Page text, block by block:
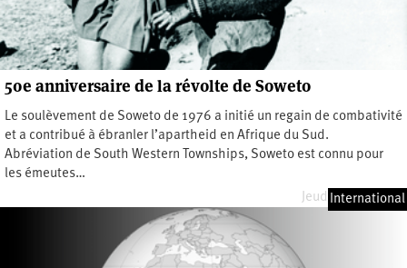
50e anniversaire de la révolte de Soweto
Le soulèvement de Soweto de 1976 a initié un regain de combativité
et a contribué à ébranler l’apartheid en Afrique du Sud.
Abréviation de South Western Townships, Soweto est connu pour
les émeutes…
Jeudi 25 juin 2026
International